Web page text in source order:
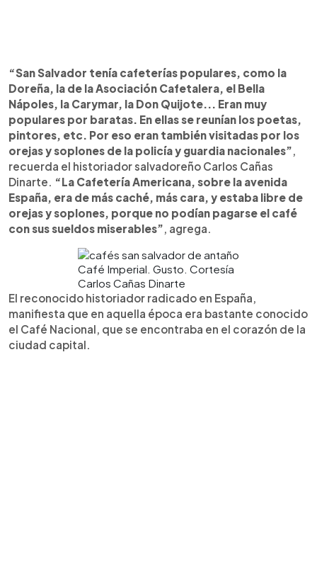
“San Salvador tenía cafeterías populares, como la
Doreña, la de la Asociación Cafetalera, el Bella
Nápoles, la Carymar, la Don Quijote... Eran muy
populares por baratas. En ellas se reunían los poetas,
pintores, etc. Por eso eran también visitadas por los
orejas y soplones de la policía y guardia nacionales”,
recuerda el historiador salvadoreño Carlos Cañas
Dinarte. “La Cafetería Americana, sobre la avenida
España, era de más caché, más cara, y estaba libre de
orejas y soplones, porque no podían pagarse el café
con sus sueldos miserables”, agrega.
Café Imperial. Gusto. Cortesía
Carlos Cañas Dinarte
El reconocido historiador radicado en España,
manifiesta que en aquella época era bastante conocido
el Café Nacional, que se encontraba en el corazón de la
ciudad capital.